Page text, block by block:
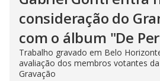
consideração do
com o álbum "De
Trabalho gravado em Belo
avaliação dos membros votantes
Gravação